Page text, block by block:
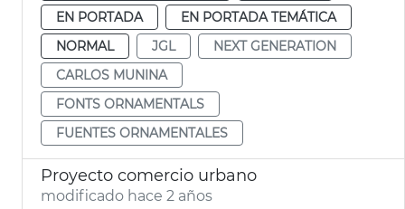
EN PORTADA
EN PORTADA TEMÁTICA
NORMAL
JGL
NEXT GENERATION
CARLOS MUNINA
FONTS ORNAMENTALS
FUENTES ORNAMENTALES
Proyecto comercio urbano
modificado hace 2 años